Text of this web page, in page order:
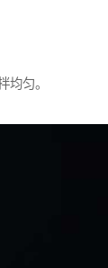
均匀。